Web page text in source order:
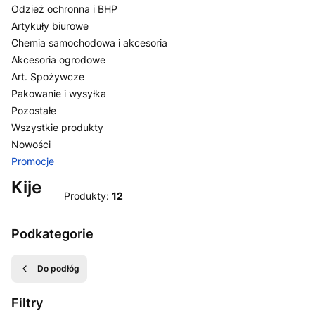
Odzież ochronna i BHP
Artykuły biurowe
Chemia samochodowa i akcesoria
Akcesoria ogrodowe
Art. Spożywcze
Pakowanie i wysyłka
Pozostałe
Wszystkie produkty
Nowości
Promocje
Koniec menu
Kije Produkty: 12
Podkategorie
Do podłóg
Filtry